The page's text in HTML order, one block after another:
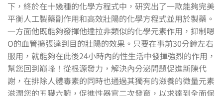
下，終於在十幾種的化學方程式中，研究出了一款能夠完美
平衡人工製藥副作用和高效壯陽的化學方程式並用於製藥。
一方面他既能夠發揮他達拉非類似的化學元素作用，抑制嗯
O的血管擴張達到目的壯陽的效果。只要在事前30分鐘左右
服用，就能夠在此後24小時內的性生活中發揮強烈的作用，
幫您回到巔峰！從根源發力，解決內分泌問題促進新陳代
謝，在排除人體毒素的同時也通過其獨有的滋養的微量元素
滋潤您的五臟六腑，促進性器官二次發育，以求達到全面保